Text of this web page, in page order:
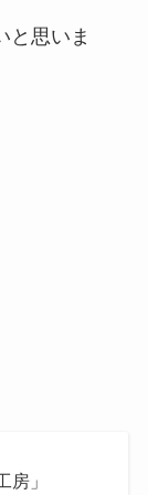
と思いま
」